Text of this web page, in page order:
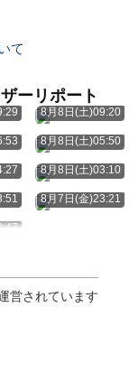
て
ーリポート
8月8日(土)09:20
8月8日(土)05:50
8月8日(土)03:10
8月7日(金)23:21
営されています